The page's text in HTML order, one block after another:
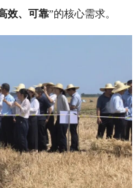
效、可靠”的核心需求。